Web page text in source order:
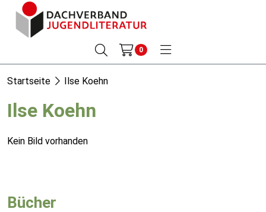
0
Startseite Ilse Koehn
Ilse Koehn
Kein Bild vorhanden
Bücher